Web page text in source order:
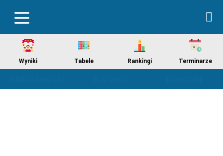
Wyniki Tabele Rankingi Terminarze